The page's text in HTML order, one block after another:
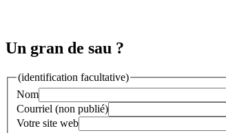
Un gran de sau ?
(identification facultative)
Nom
Courriel (non publié)
Votre site web